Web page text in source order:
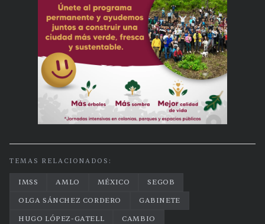
TEMAS RELACIONADOS:
IMSS AMLO MÉXICO
SEGOB
OLGA SÁNCHEZ CORDERO
GABINETE
HUGO LÓPEZ-GATELL
CAMBIO